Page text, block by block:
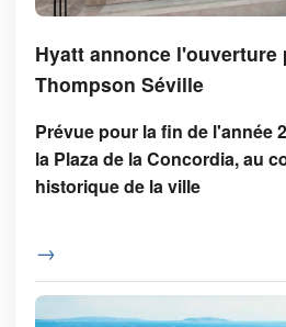
Hyatt annonce l'ouverture
Thompson Séville
Prévue pour la fin de l'année
la Plaza de la Concordia, au
historique de la ville
→